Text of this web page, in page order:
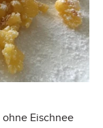
Eischnee